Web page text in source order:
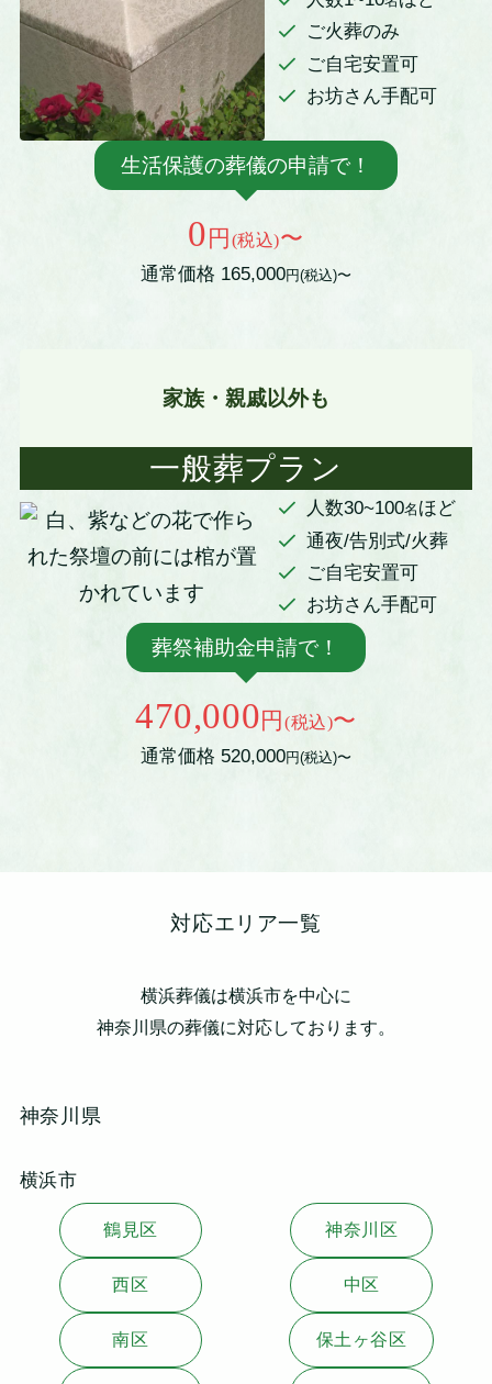
ご火葬のみ
ご自宅安置可
お坊さん手配可
生活保護の葬儀の申請で！
0 円 (税込)〜
通常価格 165,000円(税込)〜
家族・親戚以外も
一般葬プラン
人数30~100名 ほど
通夜/告別式/火葬
ご自宅安置可
お坊さん手配可
葬祭補助金申請で！
470,000円 (税込)〜
通常価格 520,000円(税込)〜
対応エリア一覧
横浜葬儀は横浜市を中心に
神奈川県の葬儀に対応しております。
神奈川県
横浜市
鶴見区 神奈川区
西区 中区
南区 保土ヶ谷区